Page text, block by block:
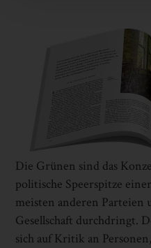
Die Grünen sind das
politische Speerspitze
meisten anderen Parteien
Gesellschaft durchdringt.
sich auf Kritik an